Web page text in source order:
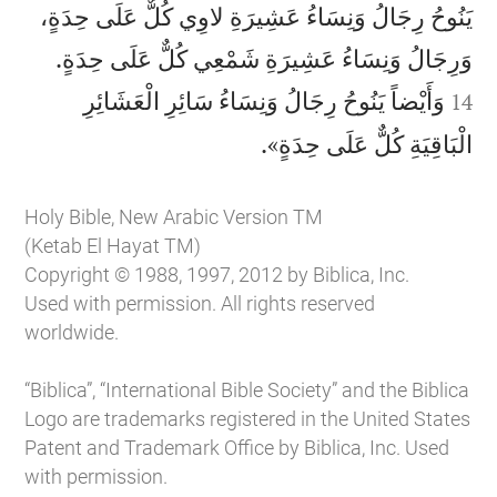
يَنُوحُ رِجَالُ وَنِسَاءُ عَشِيرَةِ لاوِي كُلٌّ عَلَى حِدَةٍ،
وَرِجَالُ وَنِسَاءُ عَشِيرَةِ شَمْعِي كُلٌّ عَلَى حِدَةٍ.
14 وَأَيْضاً يَنُوحُ رِجَالُ وَنِسَاءُ سَائِرِ الْعَشَائِرِ
الْبَاقِيَةِ كُلٌّ عَلَى حِدَةٍ».
Holy Bible, New Arabic Version TM
(Ketab El Hayat TM)
Copyright © 1988, 1997, 2012 by Biblica, Inc.
Used with permission. All rights reserved
worldwide.
“Biblica”, “International Bible Society” and the Biblica
Logo are trademarks registered in the United States
Patent and Trademark Office by Biblica, Inc. Used
with permission.